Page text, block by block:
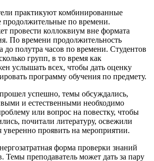
практикуют комбинированные
по времени.
провести коллоквиум вне формата
По времени продолжительность
до полутра часов по времени. Студентов
групп, в то время как
услышать всех, чтобы дать оценку
программу обучения по предмету.
успешно, темы обсуждались,
и естественными необходимо
или вопрос на повестку, чтобы
почитали литературу, освежили
уверенно проявить на мероприятии.
форма проверки знаний
Темы преподаватель может дать за пару